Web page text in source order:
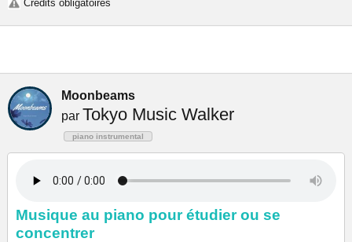
Crédits obligatoires
Moonbeams
par Tokyo Music Walker
piano instrumental
Musique au piano pour étudier ou se
concentrer